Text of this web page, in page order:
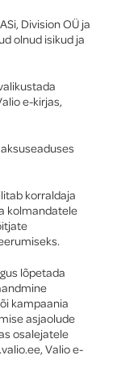
Division OÜ ja
olnud isikud ja
e-kirjas,
korraldaja
kolmandatele
lõpetada
kampaania
asjaolude
osalejatele
Valio e-